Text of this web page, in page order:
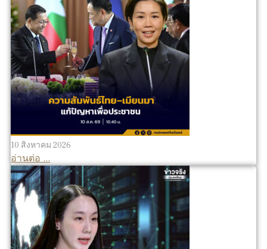
10 สิงหาคม 2026
อ่านต่อ ...